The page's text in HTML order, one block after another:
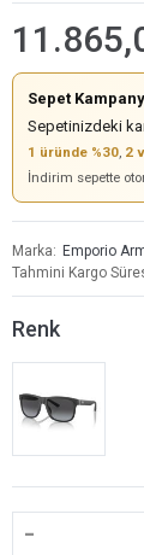
Sepet
Sepetinizdeki
1 üründe %30, 2
İndirim sepette
Marka
Emporio
Tahmini Kargo
Renk
-